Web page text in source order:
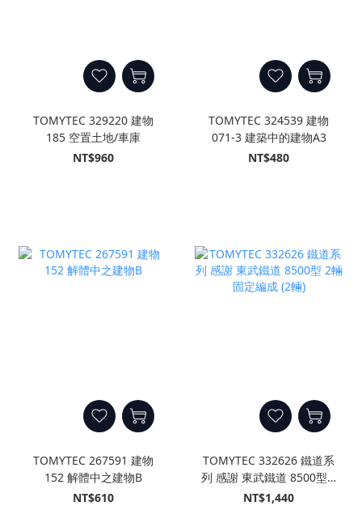
TOMYTEC 329220 建物
185 空置土地/車庫
NT$960
TOMYTEC 324539 建物
071-3 建築中的建物A3
NT$480
TOMYTEC 267591 建物
152 解體中之建物B
NT$610
TOMYTEC 332626 鐵道系
列 感謝 東武鐵道 8500型 2
輛固定編成 (2輛)
NT$1,440